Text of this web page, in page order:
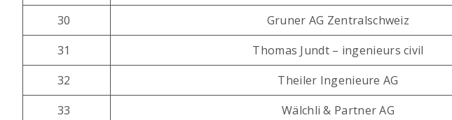
30
Gruner AG Zentralschweiz
31
Thomas Jundt – ingenieurs civil
32
Theiler Ingenieure AG
33
Wälchli & Partner AG